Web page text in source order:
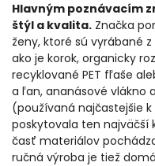
Hlavným poznávacím
štýl a kvalita. Značka
ženy, ktoré sú vyrábané
ako je korok, organicky
recyklované PET fľaše
a ľan, ananásové vlákno
(používaná najčastejšie
poskytovala ten najväčší
časť materiálov
ručná výroba je tiež